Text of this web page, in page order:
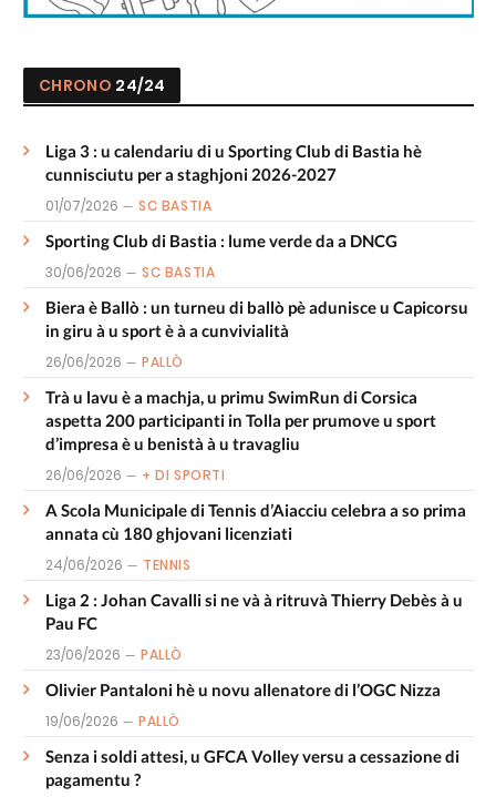
CHRONO 24/24
Liga 3 : u calendariu di u Sporting Club di Bastia hè
cunnisciutu per a staghjoni 2026-2027
01/07/2026 SC BASTIA
Sporting Club di Bastia : lume verde da a DNCG
30/06/2026 SC BASTIA
Biera è Ballò : un turneu di ballò pè adunisce u Capicorsu
in giru à u sport è à a cunvivialità
26/06/2026 PALLÒ
Trà u lavu è a machja, u primu SwimRun di Corsica
aspetta 200 participanti in Tolla per prumove u sport
d’impresa è u benistà à u travagliu
26/06/2026 + DI SPORTI
A Scola Municipale di Tennis d’Aiacciu celebra a so prima
annata cù 180 ghjovani licenziati
24/06/2026 TENNIS
Liga 2 : Johan Cavalli si ne và à ritruvà Thierry Debès à u
Pau FC
23/06/2026 PALLÒ
Olivier Pantaloni hè u novu allenatore di l’OGC Nizza
19/06/2026 PALLÒ
Senza i soldi attesi, u GFCA Volley versu a cessazione di
pagamentu ?